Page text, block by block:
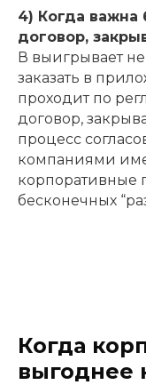
4) Когда важна
договор,
В выигрывает не
заказать в
проходит по
договор,
процесс
компаниями
корпоративные
бесконечных
Когда
выгоднее